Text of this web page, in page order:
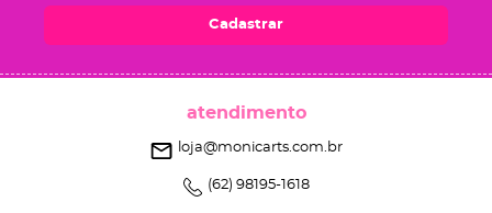
Cadastrar
atendimento
(62) 98195-1618
loja@monicarts.com.br